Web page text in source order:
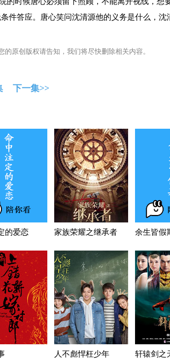
件答应。唐心笑问沈清源他的义务是什么，沈
原创版权请告知，我们将尽快删除相关内容。
下一集>>
的爱恋 家族荣耀之继承者 余生皆假
人不彪悍枉少年 轩辕剑之